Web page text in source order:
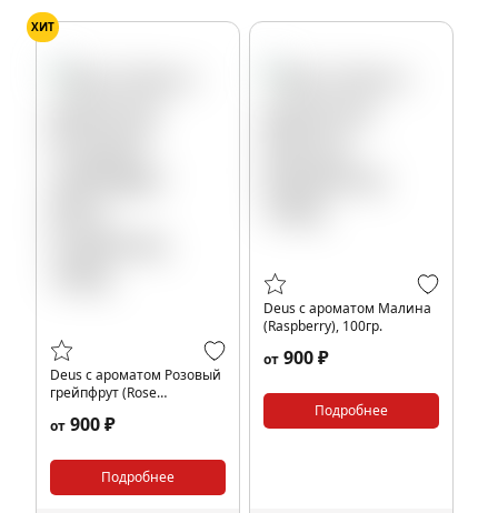
ХИТ
Deus с ароматом Розовый
грейпфрут (Rose
от 900 ₽
Подробнее
Deus с ароматом Малина
(Raspberry), 100гр.
от 900 ₽
Подробнее